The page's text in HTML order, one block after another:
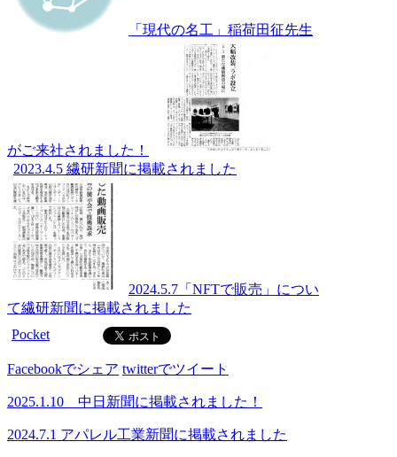
「現代の名工」稲荷田征先生
がご来社されました！
2023.4.5 繊研新聞に掲載されました
2024.5.7「NFTで販売」につい
て繊研新聞に掲載されました
Pocket
Facebookでシェア twitterでツイート
2025.1.10 中日新聞に掲載されました！
2024.7.1 アパレル工業新聞に掲載されました